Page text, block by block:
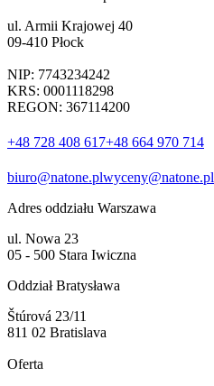
ul. Armii Krajowej 40
09-410 Płock
NIP: 7743234242
KRS: 0001118298
REGON: 367114200
+48 728 408 617+48 664 970 714
biuro@natone.plwyceny@natone.pl
Adres oddziału Warszawa
ul. Nowa 23
05 - 500 Stara Iwiczna
Oddział Bratysława
Štúrová 23/11
811 02 Bratislava
Oferta